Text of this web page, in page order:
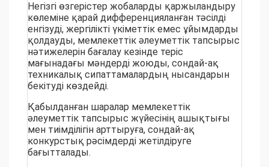
Негізгі өзгерістер жобаларды қаржыландыру
көлеміне қарай дифференцияланған тәсілді
енгізуді, жергілікті үкіметтік емес ұйымдарды
қолдауды, мемлекеттік әлеуметтік тапсырыс
нәтижелерін бағалау кезінде теріс
мағынадағы мәндерді жоюды, сондай-ақ
техникалық сипаттамалардың нысандарын
бекітуді көздейді.
Қабылданған шаралар мемлекеттік
әлеуметтік тапсырыс жүйесінің ашықтығы
мен тиімділігін арттыруға, сондай-ақ
конкурстық рәсімдерді жетілдіруге
бағытталады.